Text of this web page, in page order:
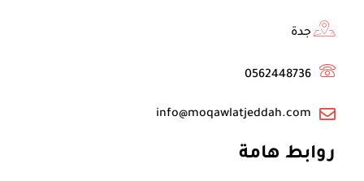
جدة
0562448736
info@moqawlatjeddah.com
روابط هامة